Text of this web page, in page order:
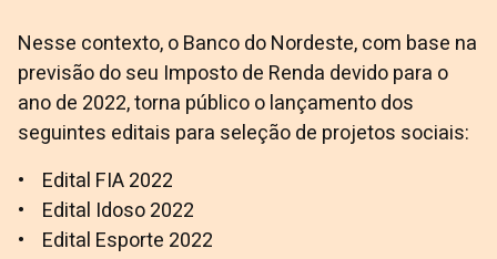
Nesse contexto, o Banco do Nordeste, com base na
previsão do seu Imposto de Renda devido para o
ano de 2022, torna público o lançamento dos
seguintes editais para seleção de projetos sociais:
• Edital FIA 2022
• Edital Idoso 2022
• Edital Esporte 2022